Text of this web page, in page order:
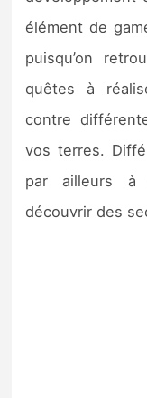
élément de
puisqu’on
quêtes à
contre
vos terres.
par ailleurs à
découvrir des